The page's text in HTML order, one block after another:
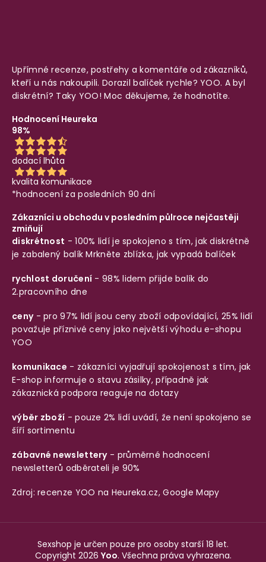
Upřímné recenze, postřehy a komentáře od zákazníků,
kteří u nás nakoupili. Dorazil balíček rychle? YOO. A byl
diskrétní? Taky YOO! Moc děkujeme, že hodnotíte.
Hodnocení Heureka
98%
dodací lhůta
kvalita komunikace
*hodnocení za posledních 90 dní
Zákazníci u obchodu v posledním půlroce nejčastěji
zmiňují
diskrétnost - 100% lidí je spokojeno s tím, jak diskrétně
je zabalený balíkMrkněte zblízka, jak vypadá balíček
rychlost doručení - 98% lidem přijde balík do
2.pracovního dne
ceny- pro 97% lidí jsou ceny zboží odpovídající, 25% lidí
považuje příznivé ceny jako největší výhodu e-shopu
YOO
komunikace - zákazníci vyjadřují spokojenost s tím, jak
E-shop informuje o stavu zásilky, případně jak
zákaznická podpora reaguje na dotazy
výběr zboží - pouze 2% lidí uvádí, že není spokojeno se
šíří sortimentu
zábavné newslettery- průměrné hodnocení
newsletterů odběrateli je 90%
Zdroj: recenze YOO na Heureka.cz,Google Mapy
Sexshop je určen pouze pro osoby starší 18 let.
Copyright 2026 Yoo. Všechna práva vyhrazena.